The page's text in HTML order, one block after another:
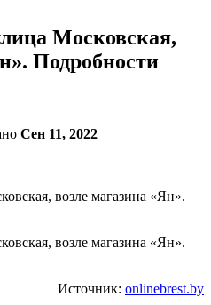
Московская,
Подробности
Сен 11, 2022
Источник: onlinebrest.by